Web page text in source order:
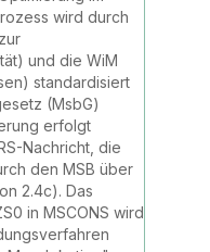
wird durch
und die WiM
standardisiert
(MsbG)
erfolgt
Nachricht, die
den MSB über
2.4c). Das
in MSCONS wird